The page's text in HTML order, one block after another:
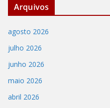
Arquivos
agosto 2026
julho 2026
junho 2026
maio 2026
abril 2026